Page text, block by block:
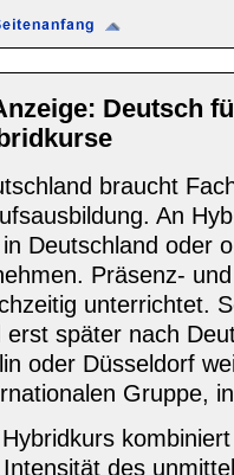
Deutsch
braucht
An
Deutschland oder
Präsenz-
unterrichtet.
erst später nach
oder Düsseldorf
Gruppe,
Intensität des